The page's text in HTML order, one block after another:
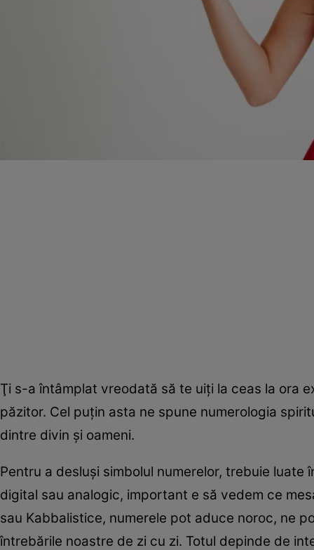
Ţi s-a întâmplat vreodată să te uiţi la ceas la ora
păzitor. Cel puţin asta ne spune numerologia
dintre divin şi oameni.
Pentru a desluşi simbolul numerelor, trebuie
digital sau analogic, important e să vedem ce
sau Kabbalistice, numerele pot aduce noroc, ne
întrebările noastre de zi cu zi. Totul depinde de